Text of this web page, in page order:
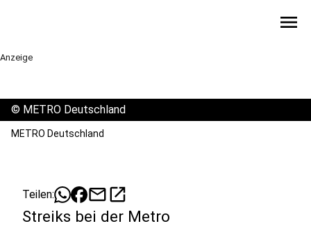
menu
Anzeige
© METRO Deutschland
METRO Deutschland
Teilen: mailopen_in_new
Streiks bei der Metro